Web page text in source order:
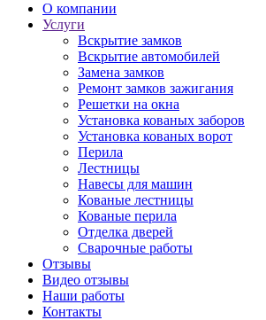
О компании
Услуги
Вскрытие замков
Вскрытие автомобилей
Замена замков
Ремонт замков зажигания
Решетки на окна
Установка кованых заборов
Установка кованых ворот
Перила
Лестницы
Навесы для машин
Кованые лестницы
Кованые перила
Отделка дверей
Сварочные работы
Отзывы
Видео отзывы
Наши работы
Контакты